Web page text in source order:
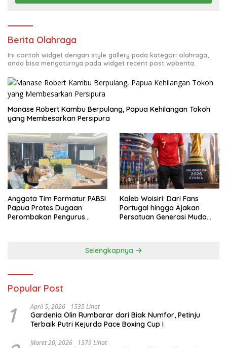
Berita Olahraga
Ini contoh widget dengan style gallery pada kategori olahraga,
anda bisa mengaturnya pada widget recent post wpberita.
Manase Robert Kambu Berpulang, Papua Kehilangan Tokoh
yang Membesarkan Persipura
Anggota Tim Formatur PABSI
Papua Protes Dugaan
Perombakan Pengurus
Kaleb Woisiri: Dari Fans
Portugal hingga Ajakan
Persatuan Generasi Muda
Selengkapnya
Popular Post
1 April 5, 2026 1535 Lihat
Gardenia Olin Rumbarar dari Biak Numfor, Petinju
Terbaik Putri Kejurda Pace Boxing Cup I
Maret 20, 2026 1379 Lihat